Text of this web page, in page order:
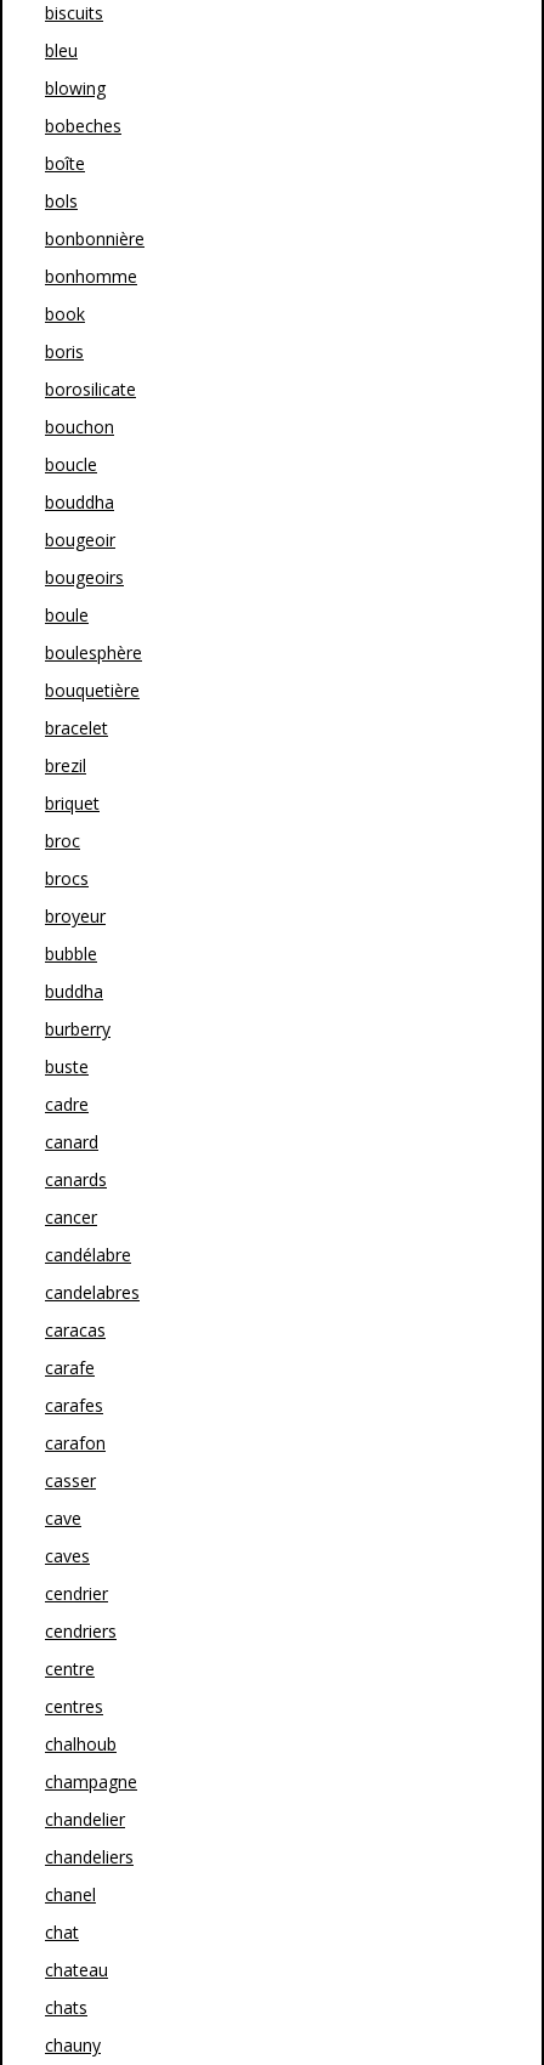
biscuits
bleu
blowing
bobeches
boîte
bols
bonbonnière
bonhomme
book
boris
borosilicate
bouchon
boucle
bouddha
bougeoir
bougeoirs
boule
boulesphère
bouquetière
bracelet
brezil
briquet
broc
brocs
broyeur
bubble
buddha
burberry
buste
cadre
canard
canards
cancer
candélabre
candelabres
caracas
carafe
carafes
carafon
casser
cave
caves
cendrier
cendriers
centre
centres
chalhoub
champagne
chandelier
chandeliers
chanel
chat
chateau
chats
chauny